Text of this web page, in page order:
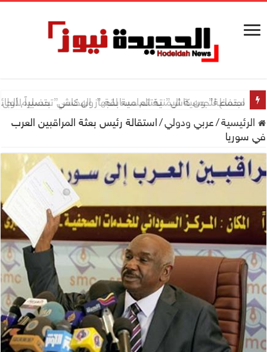
اجتماع للجمعية اليمنية العلمية للجهاز الهضمي تحضيراً
الرئيسية/عربي ودولي/استقالة رئيس بعثة المراقبين العرب
في سوريا